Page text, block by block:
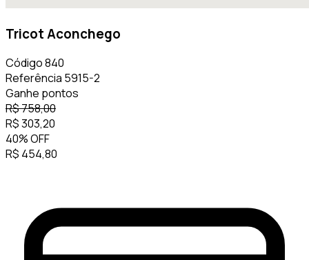
Tricot Aconchego
Código840
Referência 5915-2
Ganhe pontos
R$758,00
R$303,20
40%OFF
R$ 454,80